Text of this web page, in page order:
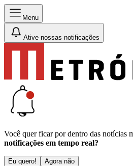
Menu
Ative nossas notificações
Você quer ficar por dentro das notícias
notificações em tempo real?
Eu quero! Agora não